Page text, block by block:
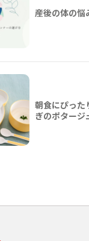
産後の体の悩
朝食にぴっ
ぎのポタージ